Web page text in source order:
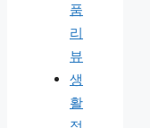
품
리
뷰
생
활